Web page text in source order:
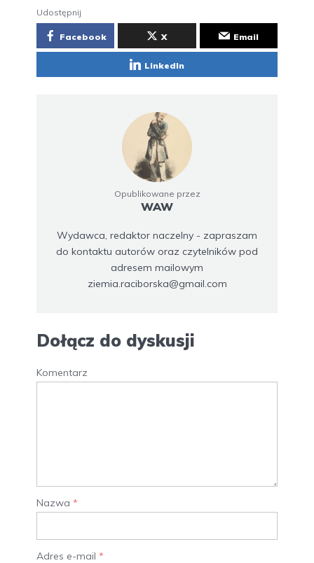
Udostępnij
Facebook X Email
LinkedIn
Opublikowane przez
WAW
Wydawca, redaktor naczelny - zapraszam
do kontaktu autorów oraz czytelników pod
adresem mailowym
ziemia.raciborska@gmail.com
Dołącz do dyskusji
Komentarz
Nazwa *
Adres e-mail *